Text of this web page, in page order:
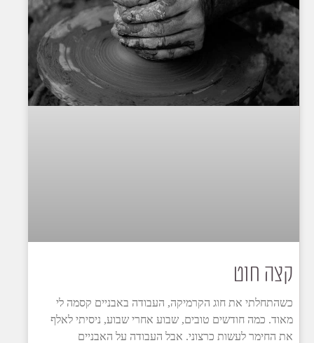
קצה חוט
כשהתחלתי את חוג הקרמיקה, העבודה באבניים קסמה לי
מאוד. כמה חודשים טובים, שבוע אחרי שבוע, ניסיתי לאלף
את החימר לעשות כרצוני. אבל העבודה על האבניים